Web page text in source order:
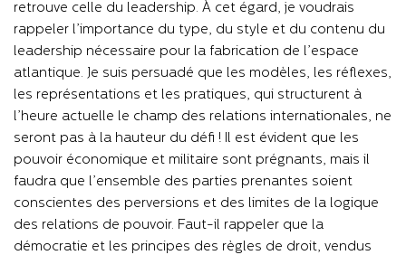
retrouve celle du leadership. À cet égard, je voudrais
rappeler l’importance du type, du style et du contenu du
leadership nécessaire pour la fabrication de l’espace
atlantique. Je suis persuadé que les modèles, les réflexes,
les représentations et les pratiques, qui structurent à
l’heure actuelle le champ des relations internationales, ne
seront pas à la hauteur du défi ! Il est évident que les
pouvoir économique et militaire sont prégnants, mais il
faudra que l’ensemble des parties prenantes soient
conscientes des perversions et des limites de la logique
des relations de pouvoir. Faut-il rappeler que la
démocratie et les principes des règles de droit, vendus